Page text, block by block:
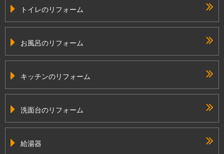
トイレのリフォーム
お風呂のリフォーム
キッチンのリフォーム
洗面台のリフォーム
給湯器